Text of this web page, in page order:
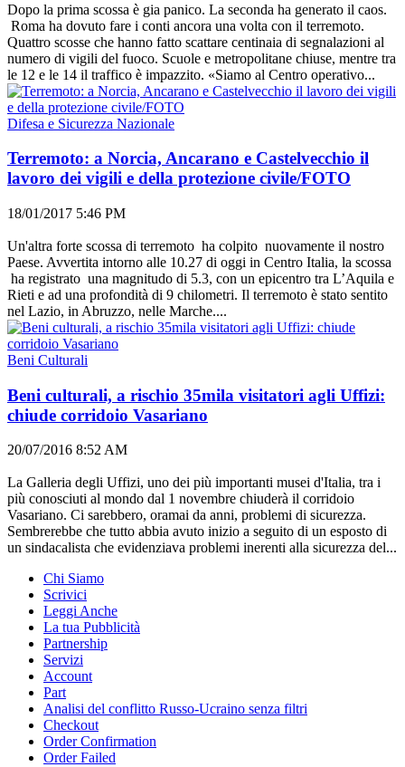
Dopo la prima scossa è gia panico. La seconda ha generato il caos.
Roma ha dovuto fare i conti ancora una volta con il terremoto.
Quattro scosse che hanno fatto scattare centinaia di segnalazioni al
numero di vigili del fuoco. Scuole e metropolitane chiuse, mentre tra
le 12 e le 14 il traffico è impazzito. «Siamo al Centro operativo...
Difesa e Sicurezza Nazionale
Terremoto: a Norcia, Ancarano e Castelvecchio il
lavoro dei vigili e della protezione civile/FOTO
18/01/2017 5:46 PM
Un'altra forte scossa di terremoto ha colpito nuovamente il nostro
Paese. Avvertita intorno alle 10.27 di oggi in Centro Italia, la scossa
ha registrato una magnitudo di 5.3, con un epicentro tra L’Aquila e
Rieti e ad una profondità di 9 chilometri. Il terremoto è stato sentito
nel Lazio, in Abruzzo, nelle Marche....
Beni Culturali
Beni culturali, a rischio 35mila visitatori agli Uffizi:
chiude corridoio Vasariano
20/07/2016 8:52 AM
La Galleria degli Uffizi, uno dei più importanti musei d'Italia, tra i
più conosciuti al mondo dal 1 novembre chiuderà il corridoio
Vasariano. Ci sarebbero, oramai da anni, problemi di sicurezza.
Sembrerebbe che tutto abbia avuto inizio a seguito di un esposto di
un sindacalista che evidenziava problemi inerenti alla sicurezza del...
Chi Siamo
Scrivici
Leggi Anche
La tua Pubblicità
Partnership
Servizi
Account
Part
Analisi del conflitto Russo-Ucraino senza filtri
Checkout
Order Confirmation
Order Failed